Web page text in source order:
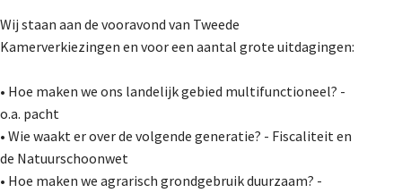
Wij staan aan de vooravond van Tweede
Kamerverkiezingen en voor een aantal grote uitdagingen:
• Hoe maken we ons landelijk gebied multifunctioneel? -
o.a. pacht
• Wie waakt er over de volgende generatie? - Fiscaliteit en
de Natuurschoonwet
• Hoe maken we agrarisch grondgebruik duurzaam? -